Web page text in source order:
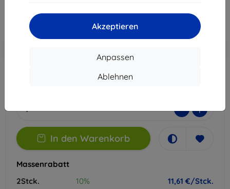
Akzeptieren
Anpassen
Ablehnen
ohne MWSt
In den
- +
In den Warenkorb
Massenrabatt
2Stck.
10% 11,61 €/Stck.